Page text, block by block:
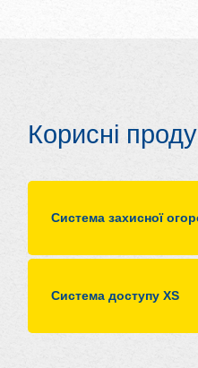
Корисні
Система захисної
Система доступу XS